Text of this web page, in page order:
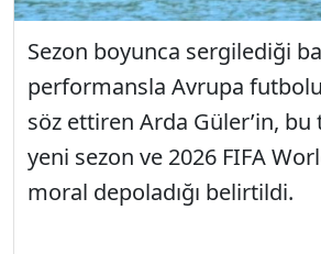
Sezon boyunca sergilediği
performansla Avrupa
söz ettiren Arda Güler’in,
yeni sezon ve 2026 FIFA
moral depoladığı belirtildi.